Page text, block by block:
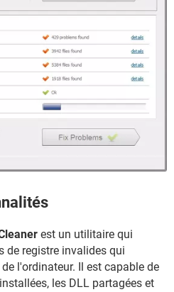
est un utilitaire qui
de registre invalides qui
l'ordinateur. Il est capable de
les DLL partagées et